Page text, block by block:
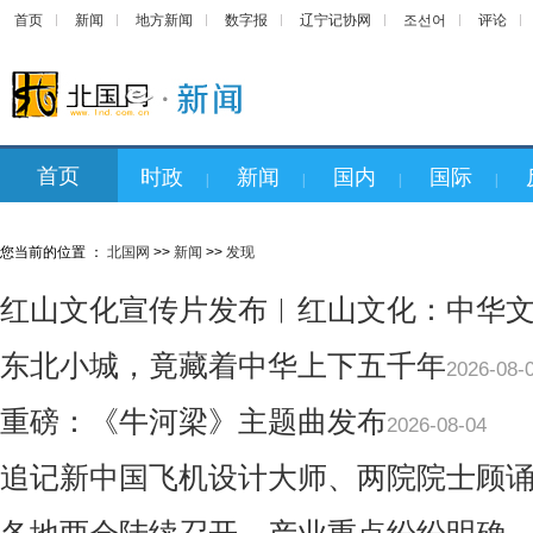
首页 新闻 地方新闻 数字报 辽宁记协网 조선어 评论
首页 时政 新闻 国内 国际
您当前的位置 ： 北国网 >> 新闻 >> 发现
红山文化宣传片发布︱红山文化：中华
东北小城，竟藏着中华上下五千年2026-08-
重磅：《牛河梁》主题曲发布2026-08-04
追记新中国飞机设计大师、两院院士顾